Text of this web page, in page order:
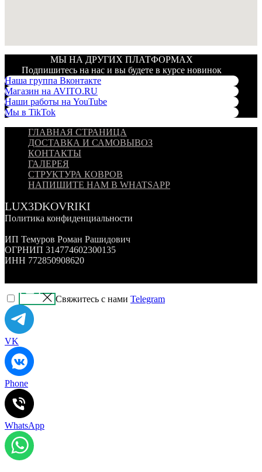
МЫ НА ДРУГИХ ПЛАТФОРМАХ
Подпишитесь на нас и вы будете в курсе новинок
Наша группа Вконтакте
Магазин на AVITO.RU
Наши работы на YouTube
Мы в TikTok
ГЛАВНАЯ СТРАНИЦА
ДОСТАВКА И САМОВЫВОЗ
КОНТАКТЫ
ГАЛЕРЕЯ
СТРУКТУРА КОВРОВ
НАПИШИТЕ НАМ В WHATSAPP
LUX3DKOVRIKI
Политика конфиденциальности
ИП Темуров Роман Рашидович
ОГРНИП 314774602300135
ИНН 772850908620
Свяжитесь с нами Telegram
VK
Phone
WhatsApp